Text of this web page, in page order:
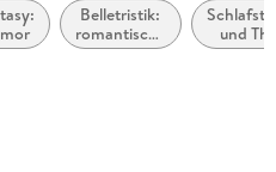
Belletristik:
romantische
Spannung
und